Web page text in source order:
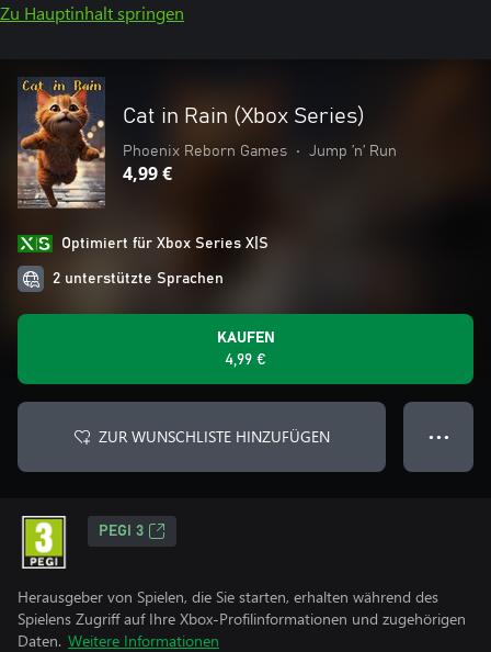
Zu Hauptinhalt springen
Cat in Rain (Xbox Series)
Phoenix Reborn Games • Jump ’n’ Run
4,99 €
Optimiert für Xbox Series X|S
2 unterstützte Sprachen
KAUFEN
4,99 €
ZUR WUNSCHLISTE HINZUFÜGEN ● ● ●
PEGI 3
Herausgeber von Spielen, die Sie starten, erhalten während des
Spielens Zugriff auf Ihre Xbox-Profilinformationen und zugehörigen
Daten. Weitere Informationen